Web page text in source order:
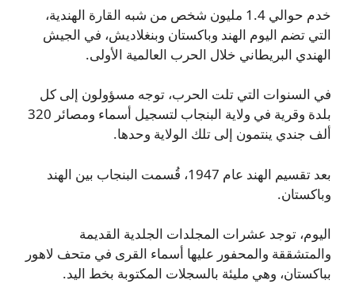
خدم حوالي 1.4 مليون شخص من شبه القارة الهندية،
التي تضم اليوم الهند وباكستان وبنغلاديش، في الجيش
الهندي البريطاني خلال الحرب العالمية الأولى.
في السنوات التي تلت الحرب، توجه مسؤولون إلى كل
بلدة وقرية في ولاية البنجاب لتسجيل أسماء ومصائر 320
ألف جندي ينتمون إلى تلك الولاية وحدها.
بعد تقسيم الهند عام 1947، قُسمت البنجاب بين الهند
وباكستان.
اليوم، توجد عشرات المجلدات الجلدية القديمة
والمتشققة والمحفور عليها أسماء القرى في متحف لاهور
بباكستان، وهي مليئة بالسجلات المكتوبة بخط اليد.